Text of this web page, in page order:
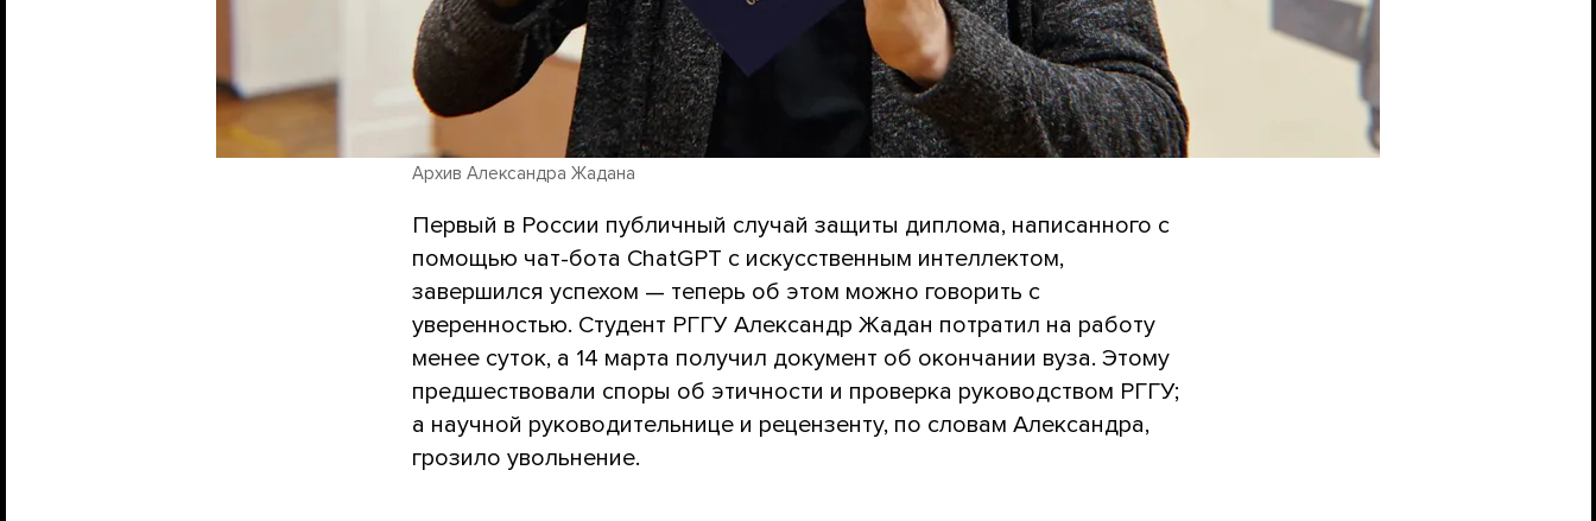
Архив Александра Жадана
Первый в России публичный случай защиты диплома, написанного с
помощью чат-бота ChatGPT с искусственным интеллектом,
завершился успехом — теперь об этом можно говорить с
уверенностью. Студент РГГУ Александр Жадан потратил на работу
менее суток, а 14 марта получил документ об окончании вуза. Этому
предшествовали споры об этичности и проверка руководством РГГУ;
а научной руководительнице и рецензенту, по словам Александра,
грозило увольнение.